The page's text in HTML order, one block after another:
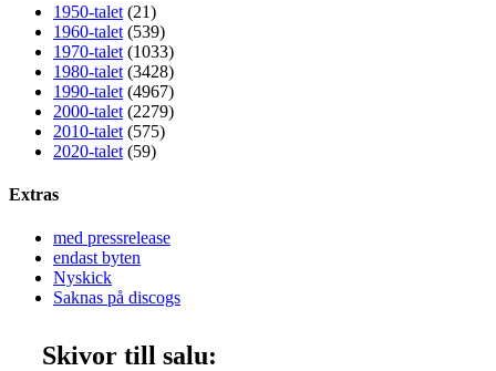
1950-talet (21)
1960-talet (539)
1970-talet (1033)
1980-talet (3428)
1990-talet (4967)
2000-talet (2279)
2010-talet (575)
2020-talet (59)
Extras
med pressrelease
endast byten
Nyskick
Saknas på discogs
Skivor till salu: